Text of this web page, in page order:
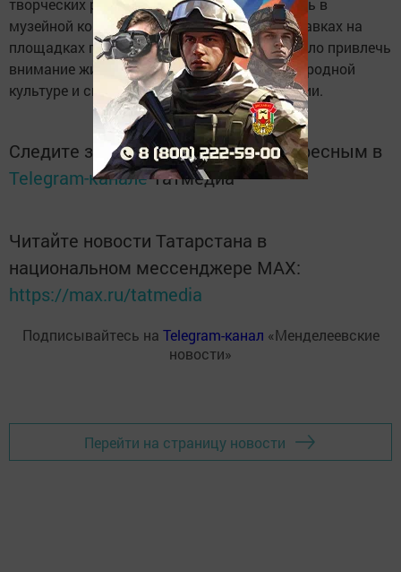
творческих работ, которые экспонировались в
музейной комнате приюта, а также на выставках на
площадках партнёров проекта. Это позволило привлечь
внимание жителей города к самобытной народной
культуре и способствовать её популяризации.
Следите за самым важным и интересным в
Telegram-каналеТатмедиа
Читайте новости Татарстана в
национальном мессенджере MАХ:
https://max.ru/tatmedia
Подписывайтесь на Telegram-канал «Менделеевские
новости»
Перейти на страницу новости